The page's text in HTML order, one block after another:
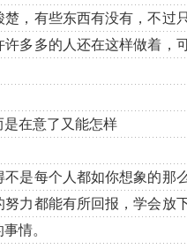
，有些东西有没有，不过
多多的人还在这样做着，
在意了又能怎样
每个人都如你想象的那
力都能有所回报，学会放
情。